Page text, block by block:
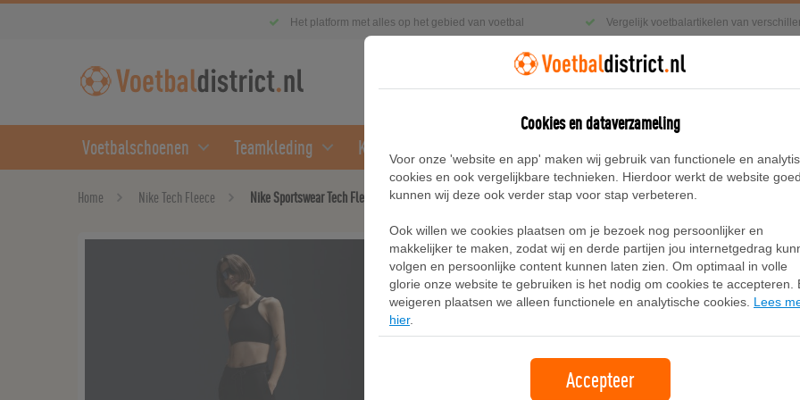
Het platform met alles op het gebied van voetbal Vergelijk voetbalartikelen van
Voetbalschoenen Teamkleding Kleding
Home Nike Tech Fleece Nike Sportswear Tech Fleece joggingbroek met halfhoge taille voor dames - Zwart
Nike Sportswear Tech Fleece
dames - Zwart
+3.99 verzendkosten
Cookies en dataverzameling
Voor onze 'website en app' maken wij gebruik van functionele en
cookies en ook vergelijkbare technieken. Hierdoor werkt de website
kunnen wij deze ook verder stap voor stap verbeteren.
Ook willen we cookies plaatsen om je bezoek nog persoonlijker en
makkelijker te maken, zodat wij en derde partijen jou internetgedrag
volgen en persoonlijke content kunnen laten zien. Om optimaal in volle
glorie onze website te gebruiken is het nodig om cookies te accepteren.
weigeren plaatsen we alleen functionele en analytische cookies. Lees
hier.
Accepteer